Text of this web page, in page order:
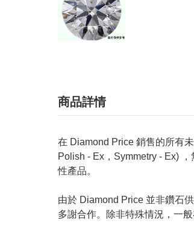
商品詳情
在 Diamond Price 銷售的所有
Polish - Ex，Symmetry - Ex)
性產品。
由於 Diamond Price 並非鑽石
多謝合作。除非特殊情況，一般